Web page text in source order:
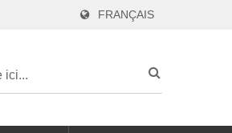
FRANÇAIS